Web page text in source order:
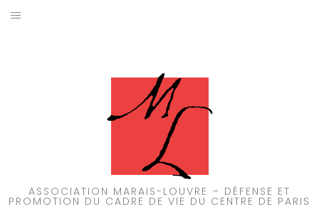
Aller
ASSOCIATION MARAIS-LOUVRE – DÉFENSE ET
PROMOTION DU CADRE DE VIE DU CENTRE DE PARIS